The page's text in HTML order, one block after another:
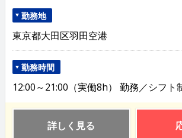
勤務地
東京都大田区羽田空港
勤務時間
12:00～21:00（実働8h） 勤務／シフト
詳しく見る